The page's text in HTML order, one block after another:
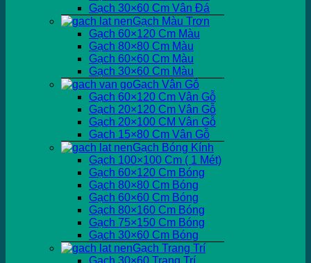
Gạch 30×60 Cm Vân Đá
Gạch Màu Trơn
Gạch 60×120 Cm Màu
Gạch 80×80 Cm Màu
Gạch 60×60 Cm Màu
Gạch 30×60 Cm Màu
Gạch Vân Gỗ
Gạch 60×120 Cm Vân Gỗ
Gạch 20×120 Cm Vân Gỗ
Gạch 20×100 CM Vân Gỗ
Gạch 15×80 Cm Vân Gỗ
Gạch Bóng Kính
Gạch 100×100 Cm ( 1 Mét)
Gạch 60×120 Cm Bóng
Gạch 80×80 Cm Bóng
Gạch 60×60 Cm Bóng
Gạch 80×160 Cm Bóng
Gạch 75×150 Cm Bóng
Gạch 30×60 Cm Bóng
Gạch Trang Trí
Gạch 30×60 Trang Trí